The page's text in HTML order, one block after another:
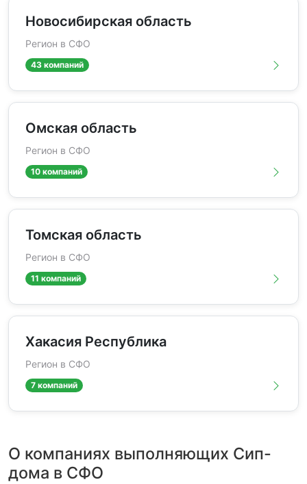
Новосибирская область
Регион в СФО
43 компаний
Омская область
Регион в СФО
10 компаний
Томская область
Регион в СФО
11 компаний
Хакасия Республика
Регион в СФО
7 компаний
О компаниях выполняющих Сип-
дома в СФО